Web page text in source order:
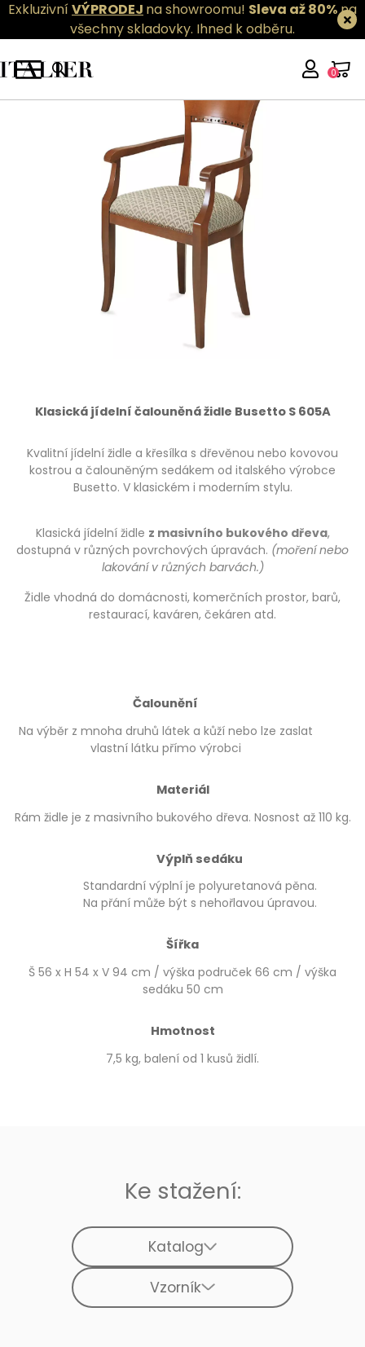
ExkluzivníVÝPRODEJ na showroomu! Sleva až 80%na
všechny skladovky. Ihned k odběru.
0
Klasická jídelní čalouněná židle Busetto S 605A
Kvalitní jídelní židle a křesílka s dřevěnou nebo kovovou
kostrou a čalouněným sedákem od italského výrobce
Busetto. V klasickém i moderním stylu.
Klasická jídelní židle z masivního bukového dřeva,
dostupná v různých povrchových úpravách. (moření nebo
lakování v různých barvách.)
Židle vhodná do domácnosti, komerčních prostor, barů,
restaurací, kaváren, čekáren atd.
Čalounění
Na výběr z mnoha druhů látek a kůží nebo lze zaslat
vlastní látku přímo výrobci
Materiál
Rám židle je z masivního bukového dřeva. Nosnost až 110 kg.
Výplň sedáku
Standardní výplní je polyuretanová pěna.
Na přání může být s nehořlavou úpravou.
Šířka
Š 56 x H 54 x V 94 cm / výška područek 66 cm / výška
sedáku 50 cm
Hmotnost
7,5 kg, balení od 1 kusů židlí.
Ke stažení:
Katalog
Vzorník